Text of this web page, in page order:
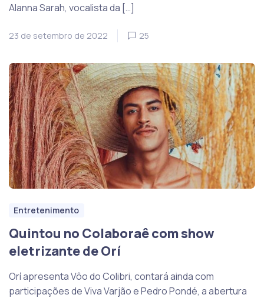
Alanna Sarah, vocalista da […]
23 de setembro de 2022 25
Entretenimento
Quintou no Colaboraê com show
eletrizante de Orí
Orí apresenta Vôo do Colibri, contará ainda com
participações de Viva Varjão e Pedro Pondé, a abertura